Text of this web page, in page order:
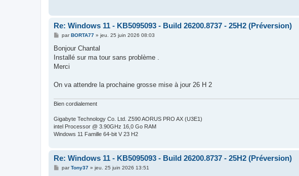
Re: Windows 11 - KB5095093 - Build 26200.8737 - 25H2 (Préversion)
M
s
a
g
parBORTA77» jeu. 25 juin 2026 08:03
Bonjour Chantal
Installé sur ma tour sans problème .
Merci
On va attendre la prochaine grosse mise à jour 26 H 2
Bien cordialement
Gigabyte Technology Co. Ltd. Z590 AORUS PRO AX (U3E1)
intel Processor @ 3.90GHz 16,0 Go RAM
Windows 11 Famille 64-bit V 23 H2
Re: Windows 11 - KB5095093 - Build 26200.8737 - 25H2 (Préversion)
MparTony37» jeu. 25 juin 2026 13:51